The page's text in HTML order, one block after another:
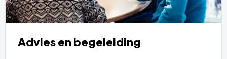
Advies en begeleiding